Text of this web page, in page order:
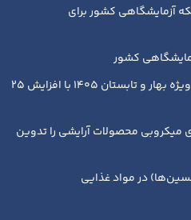
شبکه آزمایشگاهی کشور برای
کشور
یارانه خدمات اعتباری آزمایشگاهی ویژه بهار و تابستان ۱۴۰۵ با افزایش ۲۵
میکروبی محصولات آرایشی را تدوین
در مواد غذایی